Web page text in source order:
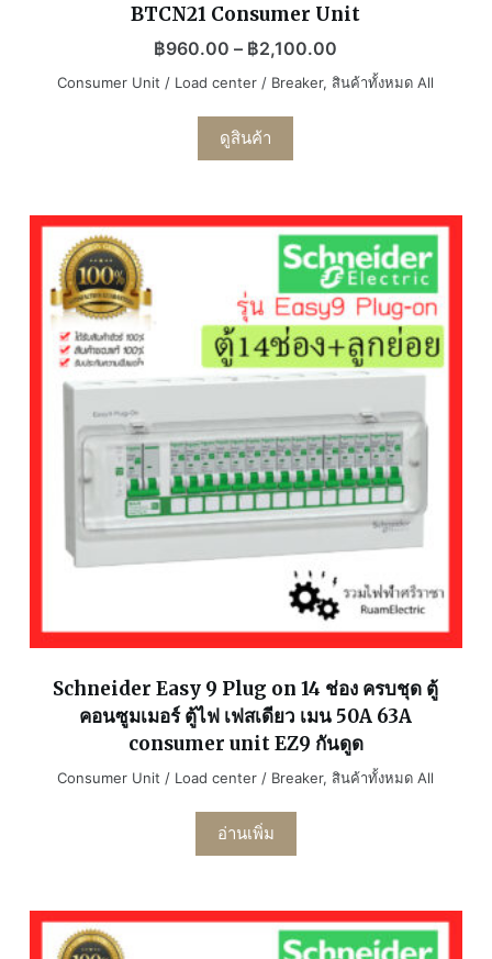
BTCN21 Consumer Unit
฿960.00 – ฿2,100.00
Consumer Unit / Load center / Breaker, สินค้าทั้งหมด All
ดูสินค้า
Schneider Easy 9 Plug on 14 ช่อง ครบชุด ตู้
คอนซูมเมอร์ ตู้ไฟ เฟสเดียว เมน 50A 63A
consumer unit EZ9 กันดูด
Consumer Unit / Load center / Breaker, สินค้าทั้งหมด All
อ่านเพิ่ม